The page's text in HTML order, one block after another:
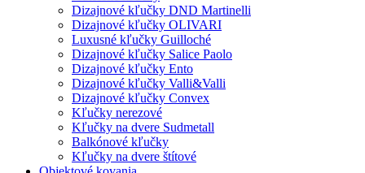
Dizajnové kľučky DND Martinelli
Dizajnové kľučky OLIVARI
Luxusné kľučky Guilloché
Dizajnové kľučky Salice Paolo
Dizajnové kľučky Ento
Dizajnové kľučky Valli&Valli
Dizajnové kľučky Convex
Kľučky nerezové
Kľučky na dvere Sudmetall
Balkónové kľučky
Kľučky na dvere štítové